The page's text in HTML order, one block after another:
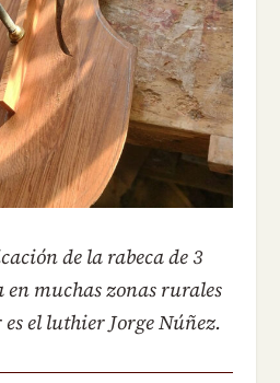
de la rabeca de 3
muchas zonas rurales
el luthier Jorge Núñez.